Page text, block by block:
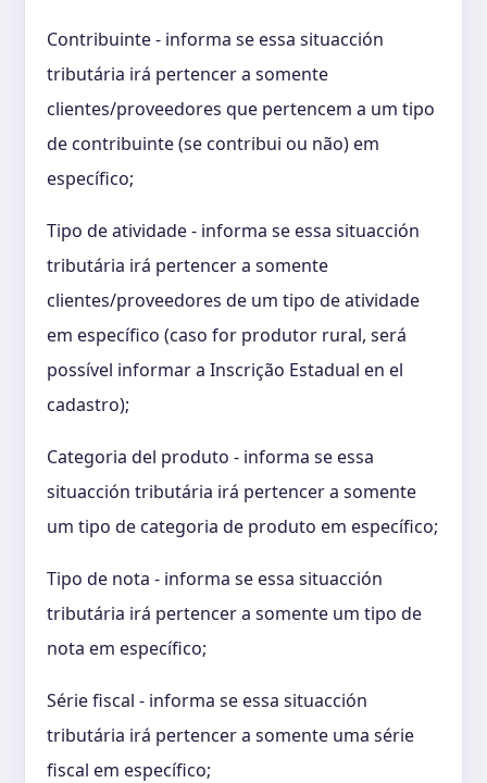
Contribuinte - informa se essa situacción
tributária irá pertencer a somente
clientes/proveedores que pertencem a um tipo
de contribuinte (se contribui ou não) em
específico;
Tipo de atividade - informa se essa situacción
tributária irá pertencer a somente
clientes/proveedores de um tipo de atividade
em específico (caso for produtor rural, será
possível informar a Inscrição Estadual en el
cadastro);
Categoria del produto - informa se essa
situacción tributária irá pertencer a somente
um tipo de categoria de produto em específico;
Tipo de nota - informa se essa situacción
tributária irá pertencer a somente um tipo de
nota em específico;
Série fiscal - informa se essa situacción
tributária irá pertencer a somente uma série
fiscal em específico;